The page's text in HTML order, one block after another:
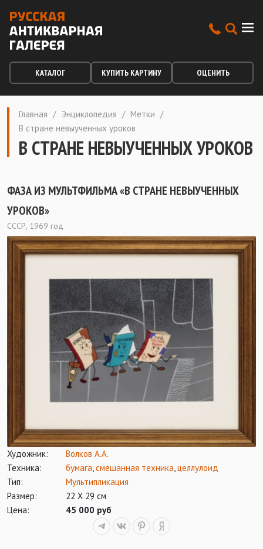
КАТАЛОГ КУПИТЬ КАРТИНУ ОЦЕНИТЬ
Главная / Энциклопедия / Метки /
В стране невыученных уроков
В СТРАНЕ НЕВЫУЧЕННЫХ УРОКОВ
ФАЗА ИЗ МУЛЬТФИЛЬМА «В СТРАНЕ НЕВЫУЧЕННЫХ
УРОКОВ»
СССР, 1969 год
Художник:
Волков А.А.
Техника:
бумага,смешанная техника,целлулоид
Тип:
Мультипликация
Размер:
22 Х 29 см
Цена:
45 000 руб